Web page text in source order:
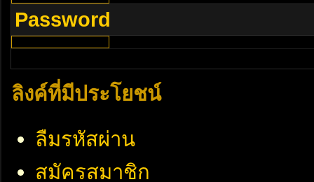
Password
ลิงค์ที่มีประโยชน์
ลืมรหัสผ่าน
สมัครสมาชิก